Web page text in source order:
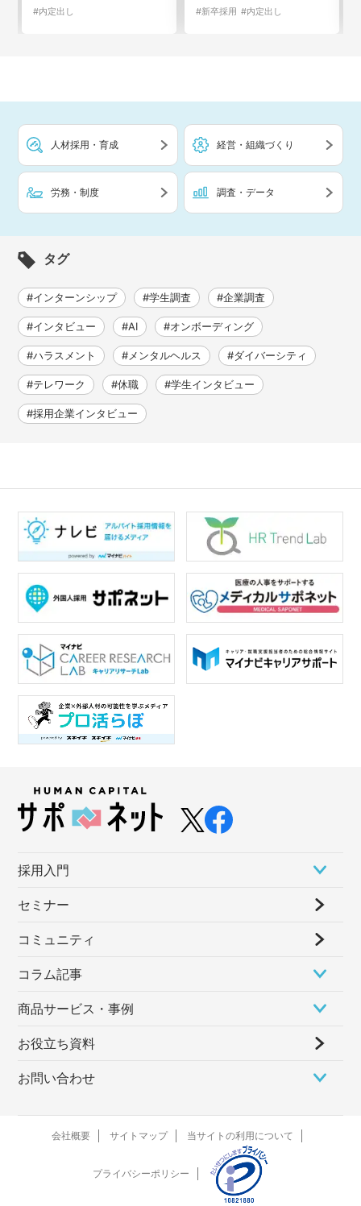
#内定出し
#新卒採用 #内定出し
人材採用・育成 経営・組織づくり
労務・制度 調査・データ
タグ
#インターンシップ #学生調査 #企業調査
#インタビュー #AI #オンボーディング
#ハラスメント #メンタルヘルス #ダイバーシティ
#テレワーク #休職 #学生インタビュー
#採用企業インタビュー
採⽤⼊⾨
セミナー
コミュニティ
コラム記事
商品サービス・事例
お役立ち資料
お問い合わせ
会社概要 サイトマップ 当サイトの利用について
プライバシーポリシー